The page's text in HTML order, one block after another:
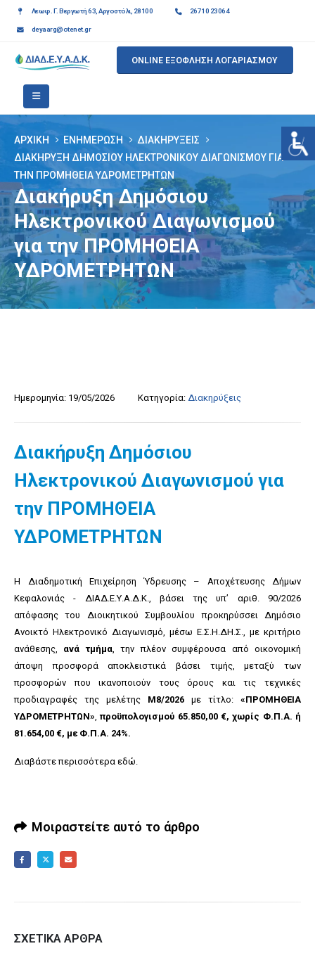
Λεωφ. Γ. Βεργωτή 63, Αργοστόλι, 28100 26710 23064
deyaarg@otenet.gr
ONLINE ΕΞΟΦΛΗΣΗ ΛΟΓΑΡΙΑΣΜΟΥ
ΑΡΧΙΚΉ ΕΝΗΜΈΡΩΣΗ
ΔΙΑΚΗΡΎΞΕΙΣ
ΔΙΑΚΉΡΥΞΗ ΔΗΜΌΣΙΟΥ ΗΛΕΚΤΡΟΝΙΚΟΎ ΔΙΑΓΩΝΙΣΜΟΎ ΓΙΑ
ΤΗΝ ΠΡΟΜΗΘΕΙΑ ΥΔΡΟΜΕΤΡΗΤΩΝ
Διακήρυξη Δημόσιου
Ηλεκτρονικού Διαγωνισμού
για την ΠΡΟΜΗΘΕΙΑ
ΥΔΡΟΜΕΤΡΗΤΩΝ
Ημερομηνία: 19/05/2026 Κατηγορία: Διακηρύξεις
Διακήρυξη Δημόσιου
Ηλεκτρονικού Διαγωνισμού για
την ΠΡΟΜΗΘΕΙΑ
ΥΔΡΟΜΕΤΡΗΤΩΝ
Η Διαδημοτική Επιχείρηση Ύδρευσης – Αποχέτευσης Δήμων
Κεφαλονιάς - ΔΙΑΔ.Ε.Υ.Α.Δ.Κ., βάσει της υπ’ αριθ. 90/2026
απόφασης του Διοικητικού Συμβουλίου προκηρύσσει Δημόσιο
Ανοικτό Ηλεκτρονικό Διαγωνισμό, μέσω Ε.Σ.Η.ΔΗ.Σ., με κριτήριο
ανάθεσης, ανά τμήμα, την πλέον συμφέρουσα από οικονομική
άποψη προσφορά αποκλειστικά βάσει τιμής, μεταξύ των
προσφορών που ικανοποιούν τους όρους και τις τεχνικές
προδιαγραφές της μελέτης Μ8/2026 με τίτλο: «ΠΡΟΜΗΘΕΙΑ
ΥΔΡΟΜΕΤΡΗΤΩΝ»,προϋπολογισμού 65.850,00 €, χωρίς Φ.Π.Α. ή
81.654,00 €, με Φ.Π.Α. 24%.
Διαβάστε περισσότερα εδώ.
Μοιραστείτε αυτό το άρθρο
ΣΧΕΤΙΚΆ ΆΡΘΡΑ